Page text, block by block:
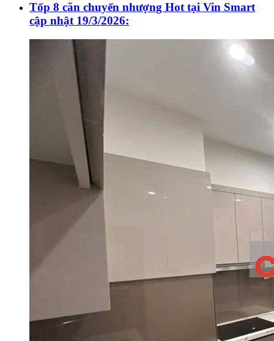
Tốp 8 căn chuyển nhượng Hot tại Vin Smart
cập nhật 19/3/2026: